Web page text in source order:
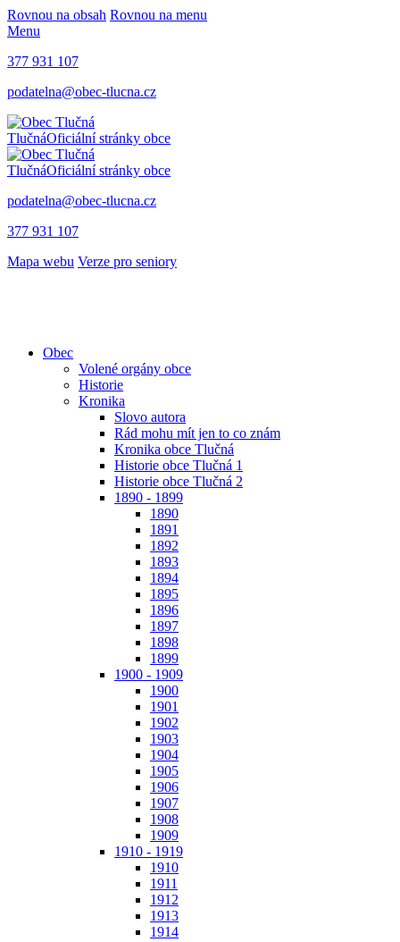
Rovnou na obsah Rovnou na menu
Menu
377 931 107
podatelna@obec-tlucna.cz
TlučnáOficiální stránky obce
TlučnáOficiální stránky obce
podatelna@obec-tlucna.cz
377 931 107
Mapa webu Verze pro seniory
Obec
Volené orgány obce
Historie
Kronika
Slovo autora
Rád mohu mít jen to co znám
Kronika obce Tlučná
Historie obce Tlučná 1
Historie obce Tlučná 2
1890 - 1899
1890
1891
1892
1893
1894
1895
1896
1897
1898
1899
1900 - 1909
1900
1901
1902
1903
1904
1905
1906
1907
1908
1909
1910 - 1919
1910
1911
1912
1913
1914